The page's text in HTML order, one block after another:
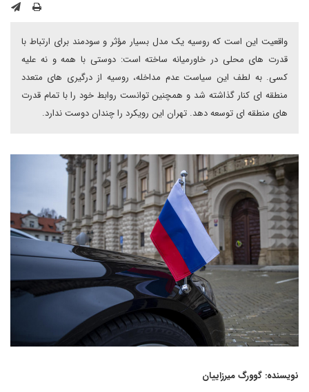
واقعیت این است که روسیه یک مدل بسیار مؤثر و سودمند برای ارتباط با
قدرت های محلی در خاورمیانه ساخته است: دوستی با همه و نه علیه
کسی. به لطف این سیاست عدم مداخله، روسیه از درگیری های متعدد
منطقه ای کنار گذاشته شد و همچنین توانست روابط خود را با تمام قدرت
های منطقه ای توسعه دهد. تهران این رویکرد را چندان دوست ندارد.
نویسنده: گوورگ میرزاییان